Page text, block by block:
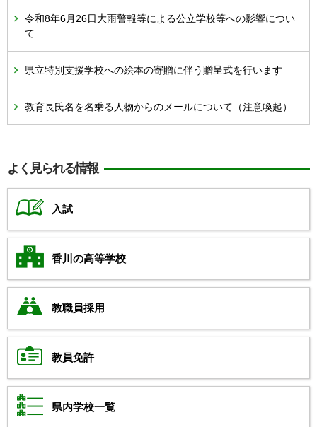
令和8年6月26日大雨警報等による公立学校等への影響につい
て
県立特別支援学校への絵本の寄贈に伴う贈呈式を行います
教育長氏名を名乗る人物からのメールについて（注意喚起）
よく見られる情報
入試
香川の高等学校
教職員採用
教員免許
県内学校一覧